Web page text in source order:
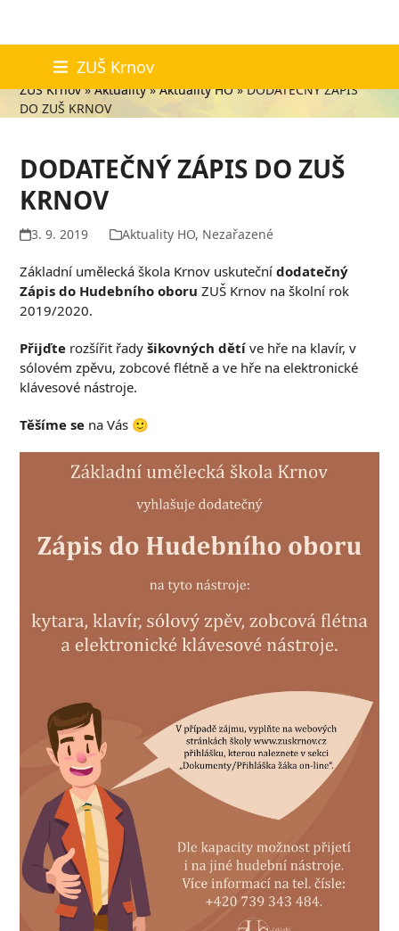
content
ZUŠ Krnov
Aktuality
ZUŠ Krnov»Aktuality»Aktuality HO»DODATEČNÝ ZÁPIS
DO ZUŠ KRNOV
DODATEČNÝ ZÁPIS DO ZUŠ
KRNOV
3. 9. 2019 Aktuality HO, Nezařazené
Základní umělecká škola Krnov uskutečnídodatečný
Zápis do Hudebního oboruZUŠ Krnov na školní rok
2019/2020.
Přijďte rozšířit řadyšikovných dětí ve hře na klavír, v
sólovém zpěvu, zobcové flétně a ve hře na elektronické
klávesové nástroje.
Těšíme se na Vás 🙂